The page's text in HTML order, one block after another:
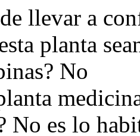
llevar a
planta
No
No es lo